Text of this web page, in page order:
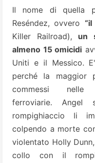
Il nome di quella
Reséndez, ovvero
Killer Railroad), un
almeno 15 omicidi
Uniti e il Messico.
perché la
commessi
ferroviarie.Angel
rompighiaccio li
colpendo a morte
violentato Holly
collo con il